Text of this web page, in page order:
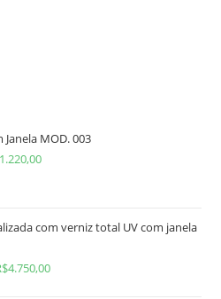
Janela MOD. 003
1.220,00
com verniz total UV com janela
4.750,00